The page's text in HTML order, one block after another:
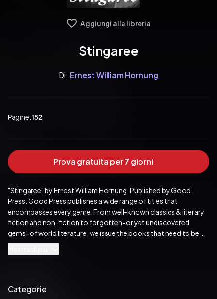
Aggiungi alla libreria
Stingaree
Di: Ernest William Hornung
Pagine:152
Prova gratuita per 7 giorni
"Stingaree" by Ernest William Hornung. Published by Good
Press. Good Press publishes a wide range of titles that
encompasses every genre. From well-known classics & literary
fiction and non-fiction to forgotten−or yet undiscovered
gems−of world literature, we issue the books that need to be
read. Each Good Press edition has been meticulously edited
and formatted to boost readability for all e-readers and
Pubblicato da:  Good Press
Categorie